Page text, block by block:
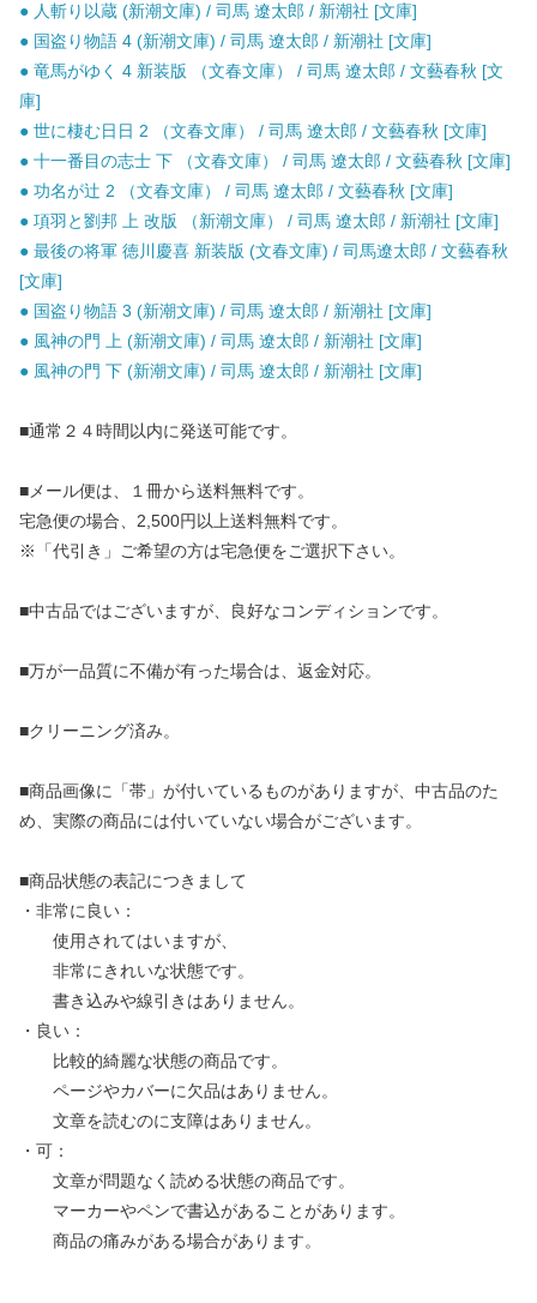
● 人斬り以蔵 (新潮文庫) / 司馬 遼太郎 / 新潮社 [文庫]
● 国盗り物語 4 (新潮文庫) / 司馬 遼太郎 / 新潮社 [文庫]
● 竜馬がゆく 4 新装版 （文春文庫） / 司馬 遼太郎 / 文藝春秋 [文
庫]
● 世に棲む日日 2 （文春文庫） / 司馬 遼太郎 / 文藝春秋 [文庫]
● 十一番目の志士 下 （文春文庫） / 司馬 遼太郎 / 文藝春秋 [文庫]
● 功名が辻 2 （文春文庫） / 司馬 遼太郎 / 文藝春秋 [文庫]
● 項羽と劉邦 上 改版 （新潮文庫） / 司馬 遼太郎 / 新潮社 [文庫]
● 最後の将軍 徳川慶喜 新装版 (文春文庫) / 司馬遼太郎 / 文藝春秋
[文庫]
● 国盗り物語 3 (新潮文庫) / 司馬 遼太郎 / 新潮社 [文庫]
● 風神の門 上 (新潮文庫) / 司馬 遼太郎 / 新潮社 [文庫]
● 風神の門 下 (新潮文庫) / 司馬 遼太郎 / 新潮社 [文庫]
■通常２４時間以内に発送可能です。
■メール便は、１冊から送料無料です。
宅急便の場合、2,500円以上送料無料です。
※「代引き」ご希望の方は宅急便をご選択下さい。
■中古品ではございますが、良好なコンディションです。
■万が一品質に不備が有った場合は、返金対応。
■クリーニング済み。
■商品画像に「帯」が付いているものがありますが、中古品のた
め、実際の商品には付いていない場合がございます。
■商品状態の表記につきまして
・非常に良い：
使用されてはいますが、
非常にきれいな状態です。
書き込みや線引きはありません。
・良い：
比較的綺麗な状態の商品です。
ページやカバーに欠品はありません。
文章を読むのに支障はありません。
・可：
文章が問題なく読める状態の商品です。
マーカーやペンで書込があることがあります。
商品の痛みがある場合があります。